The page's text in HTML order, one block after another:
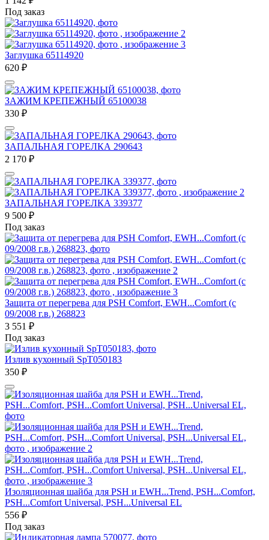
Под заказ
Заглушка 65114920
620 ₽
ЗАЖИМ КРЕПЕЖНЫЙ 65100038
330 ₽
ЗАПАЛЬНАЯ ГОРЕЛКА 290643
2 170 ₽
ЗАПАЛЬНАЯ ГОРЕЛКА 339377
9 500 ₽
Под заказ
Защита от перегрева для PSH Comfort, EWH...Comfort (с
09/2008 г.в.) 268823
3 551 ₽
Под заказ
Излив кухонный SpT050183
350 ₽
Изоляционная шайба для PSH и EWH...Trend, PSH...Comfort,
PSH...Comfort Universal, PSH...Universal EL
556 ₽
Под заказ